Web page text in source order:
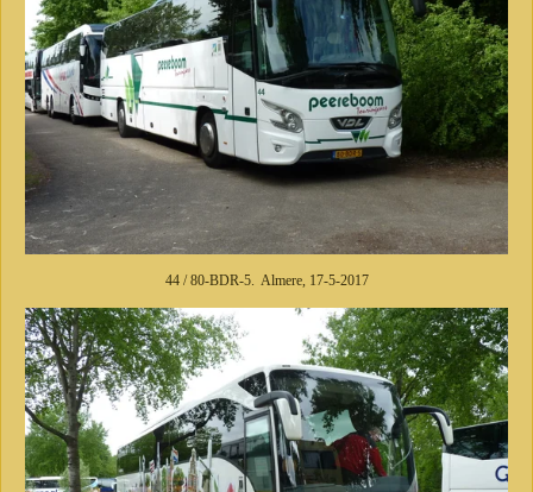
44 / 80-BDR-5. Almere, 17-5-2017